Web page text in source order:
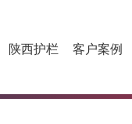
陕西护栏 客户案例